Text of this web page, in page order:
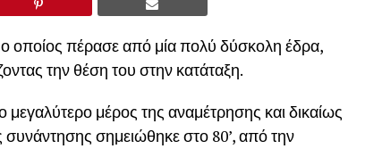
οποίος πέρασε από μία πολύ δύσκολη έδρα,
την θέση του στην κατάταξη.
μεγαλύτερο μέρος της αναμέτρησης και δικαίως
συνάντησης σημειώθηκε στο 80’, από την